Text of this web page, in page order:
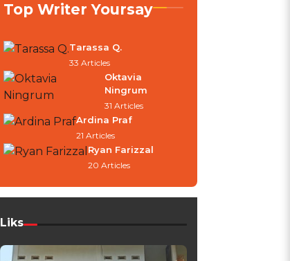
Top Writer Yoursay
Tarassa Q.
33 Articles
Oktavia
Ningrum
31 Articles
Ardina Praf
21 Articles
Ryan Farizzal
20 Articles
Liks